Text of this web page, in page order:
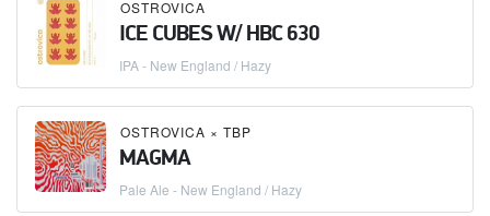
OSTROVICA
ICE CUBES W/ HBC 630
IPA - New England / Hazy
OSTROVICA × TBP
MAGMA
Pale Ale - New England / Hazy